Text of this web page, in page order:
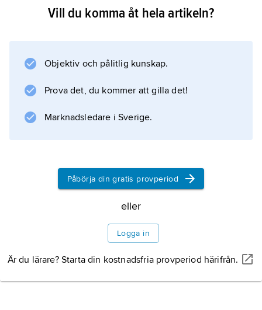
SignumVill du komma åt hela artikeln?
Objektiv och pålitlig kunskap.
Prova det, du kommer att gilla det!
Marknadsledare i Sverige.
Påbörja din gratis provperiod
eller
Logga in
Är du lärare? Starta din kostnadsfria provperiod härifrån.